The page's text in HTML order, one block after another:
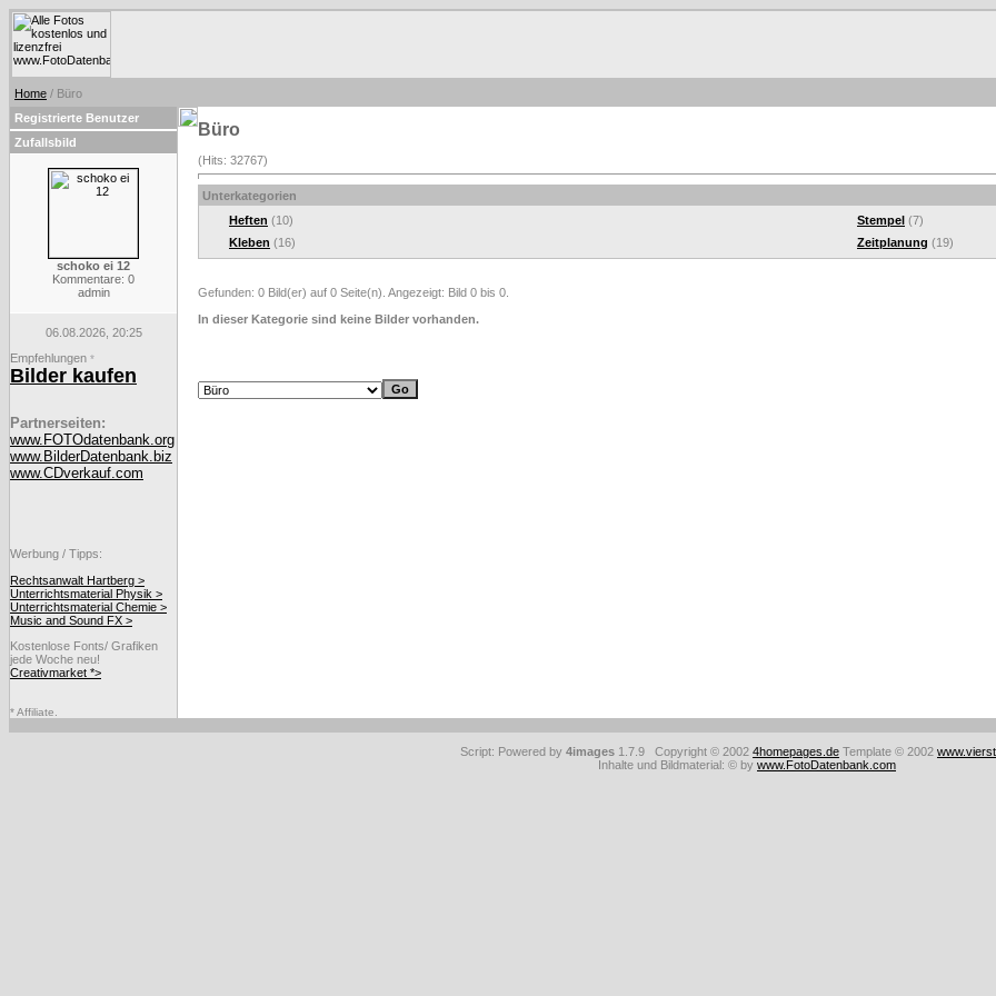
Home / Büro
Registrierte Benutzer
Zufallsbild
schoko ei 12
Kommentare: 0
admin
06.08.2026, 20:25
Empfehlungen *
Bilder kaufen
Partnerseiten:
www.FOTOdatenbank.org
www.BilderDatenbank.biz
www.CDverkauf.com
Werbung / Tipps:
Rechtsanwalt Hartberg >
Unterrichtsmaterial Physik >
Unterrichtsmaterial Chemie >
Music and Sound FX >
Kostenlose Fonts/ Grafiken
jede Woche neu!
Creativmarket *>
* Affiliate.
Büro
(Hits: 32767)
Unterkategorien
Heften (10)
Kleben (16)
Stempel (7)
Zeitplanung (19)
Gefunden: 0 Bild(er) auf 0 Seite(n). Angezeigt: Bild 0 bis 0.
In dieser Kategorie sind keine Bilder vorhanden.
Script: Powered by 4images 1.7.9 Copyright © 2002 4homepages.de Template © 2002
Inhalte und Bildmaterial: © by www.FotoDatenbank.com